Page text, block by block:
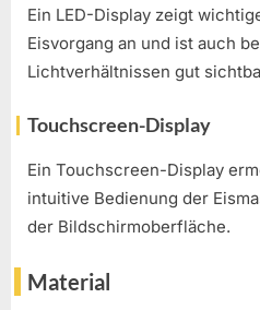
Ein LED-Display zeigt
Eisvorgang an und ist auch
Lichtverhältnissen gut
Touchscreen-Display
Ein Touchscreen-Display
intuitive Bedienung der
der Bildschirmoberfläche.
Material